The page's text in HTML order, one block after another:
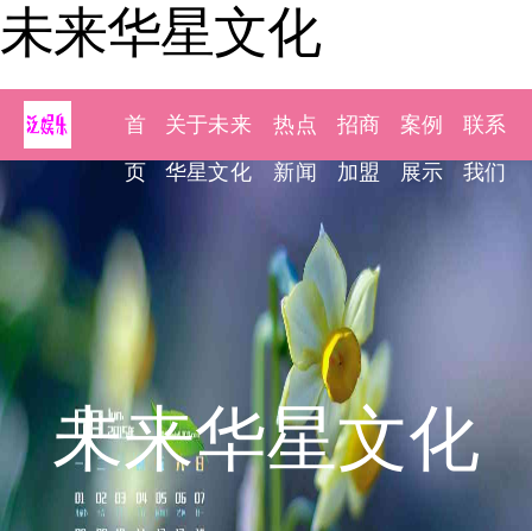
未来华星文化
首
页
关于未来
华星文化
热点
新闻
招商
加盟
案例
展示
联系
我们
未来华星文化